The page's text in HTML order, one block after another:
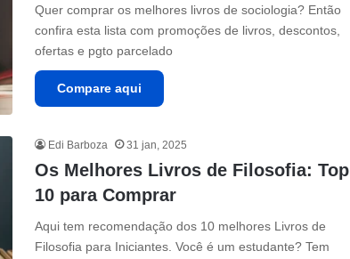
Quer comprar os melhores livros de sociologia? Então
confira esta lista com promoções de livros, descontos,
ofertas e pgto parcelado
Compare aqui
Edi Barboza 31 jan, 2025
Os Melhores Livros de Filosofia: Top
10 para Comprar
Aqui tem recomendação dos 10 melhores Livros de
Filosofia para Iniciantes. Você é um estudante? Tem